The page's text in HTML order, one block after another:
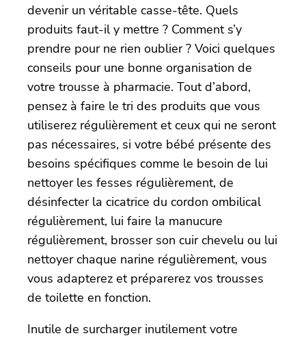
devenir un véritable casse-tête. Quels
produits faut-il y mettre ? Comment s’y
prendre pour ne rien oublier ? Voici quelques
conseils pour une bonne organisation de
votre trousse à pharmacie. Tout d’abord,
pensez à faire le tri des produits que vous
utiliserez régulièrement et ceux qui ne seront
pas nécessaires, si votre bébé présente des
besoins spécifiques comme le besoin de lui
nettoyer les fesses régulièrement, de
désinfecter la cicatrice du cordon ombilical
régulièrement, lui faire la manucure
régulièrement, brosser son cuir chevelu ou lui
nettoyer chaque narine régulièrement, vous
vous adapterez et préparerez vos trousses
de toilette en fonction.
Inutile de surcharger inutilement votre